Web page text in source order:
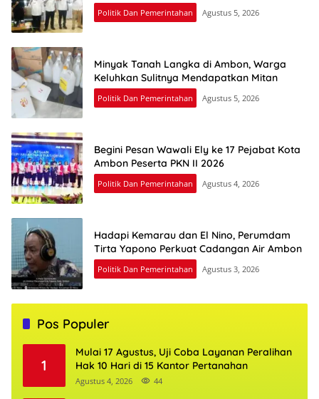
Politik Dan Pemerintahan Agustus 5, 2026
Minyak Tanah Langka di Ambon, Warga
Keluhkan Sulitnya Mendapatkan Mitan
Politik Dan Pemerintahan Agustus 5, 2026
Begini Pesan Wawali Ely ke 17 Pejabat Kota
Ambon Peserta PKN II 2026
Politik Dan Pemerintahan Agustus 4, 2026
Hadapi Kemarau dan El Nino, Perumdam
Tirta Yapono Perkuat Cadangan Air Ambon
Politik Dan Pemerintahan Agustus 3, 2026
Pos Populer
1
Mulai 17 Agustus, Uji Coba Layanan Peralihan
Hak 10 Hari di 15 Kantor Pertanahan
Agustus 4, 2026 44